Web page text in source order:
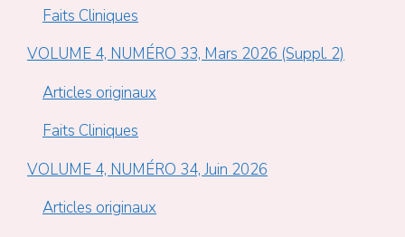
Faits Cliniques
VOLUME 4, NUMÉRO 33, Mars 2026 (Suppl. 2)
Articles originaux
Faits Cliniques
VOLUME 4, NUMÉRO 34, Juin 2026
Articles originaux